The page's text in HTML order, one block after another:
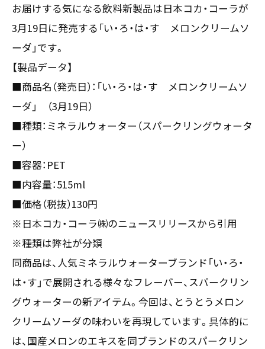
TPCマーケティングリサーチ株式会社
大阪市西区新町2-4-2 なにわ筋SIAビル［
お届けする気になる飲料新製品は日本コカ・コーラが
3月19日に発売する「い・ろ・は・す メロンクリームソ
ーダ」です。
【製品データ】
■商品名（発売日）：「い・ろ・は・す メロンクリームソ
ーダ」 （3月19日）
■種類：ミネラルウォーター（スパークリングウォータ
ー）
■容器：PET
■内容量：515ml
■価格（税抜）130円
※日本コカ・コーラ㈱のニュースリリースから引用
※種類は弊社が分類
同商品は、人気ミネラルウォーターブランド「い・ろ・
は・す」で展開される様々なフレーバー、スパークリン
グウォーターの新アイテム。今回は、とうとうメロン
クリームソーダの味わいを再現しています。具体的に
は、国産メロンのエキスを同ブランドのスパークリン